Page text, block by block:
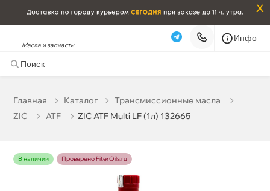
x
Масла и запчасти
Инфо
Главная Катало
Трансмиссионные масла
ZIC
ATF ZIC ATF Multi LF (1л) 132665
наличии Проверено PiterOils.ru